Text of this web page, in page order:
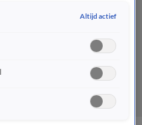
Altijd actief